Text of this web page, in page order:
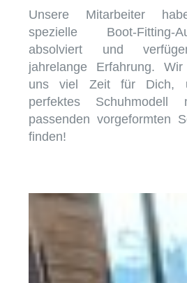
Unsere Mitarbeiter
spezielle Boot-Fitting-
absolviert und
jahrelange Erfahrung.
uns viel Zeit für Dich,
perfektes Schuhmodell
passenden vorgeformten
finden!